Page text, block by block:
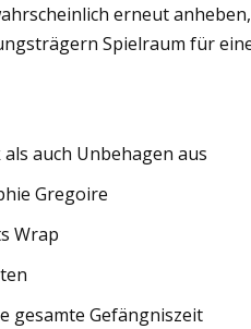
erneut
Spielraum für
auch Unbehagen aus
Gregoire
Wrap
gesamte Gefängniszeit